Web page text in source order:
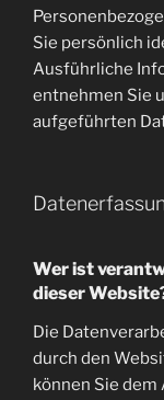
Sie persönlich
Ausführliche
entnehmen Sie
aufgeführten
Wer ist
dieser
Die
durch den
können Sie